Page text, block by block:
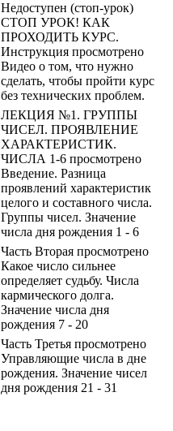
Недоступен (стоп-урок)
СТОП УРОК! КАК
ПРОХОДИТЬ КУРС.
Инструкция просмотрено
Видео о том, что нужно
сделать, чтобы пройти курс
без технических проблем.
ЛЕКЦИЯ №1. ГРУППЫ
ЧИСЕЛ. ПРОЯВЛЕНИЕ
ХАРАКТЕРИСТИК.
ЧИСЛА 1-6 просмотрено
Введение. Разница
проявлений характеристик
целого и составного числа.
Группы чисел. Значение
числа дня рождения 1 - 6
Часть Вторая просмотрено
Какое число сильнее
определяет судьбу. Числа
кармического долга.
Значение числа дня
рождения 7 - 20
Часть Третья просмотрено
Управляющие числа в дне
рождения. Значение чисел
дня рождения 21 - 31